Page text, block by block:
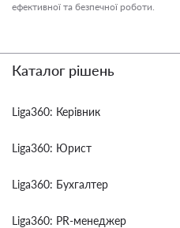
ефективної та безпечної роботи.
Каталог рішень
Liga360: Керівник
Liga360: Юрист
Liga360: Бухгалтер
Liga360: PR-менеджер